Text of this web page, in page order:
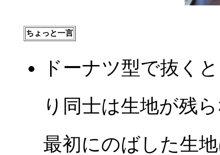
ちょっと一言
ドーナツ型で抜く
り同士は生地が残
最初にのばした生